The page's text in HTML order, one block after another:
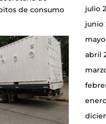
de consumo
julio
junio
abril